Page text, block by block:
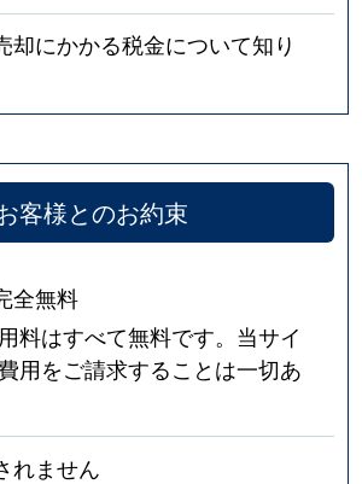
却にかかる税金について知り
客様とのお約束
全無料
料はすべて無料です。当サイ
用をご請求することは一切あ
れません